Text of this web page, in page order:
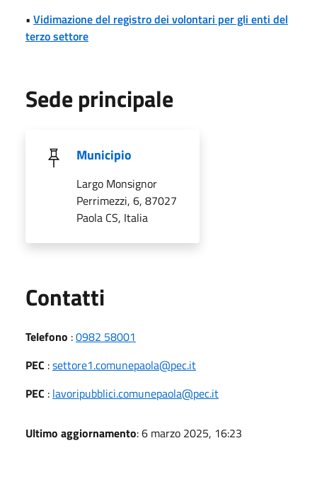
• Vidimazione del registro dei volontari per gli enti del
terzo settore
Sede principale
Municipio
Largo Monsignor
Perrimezzi, 6, 87027
Paola CS, Italia
Contatti
Telefono :0982 58001
PEC :settore1.comunepaola@pec.it
PEC : lavoripubblici.comunepaola@pec.it
Ultimo aggiornamento: 6 marzo 2025, 16:23